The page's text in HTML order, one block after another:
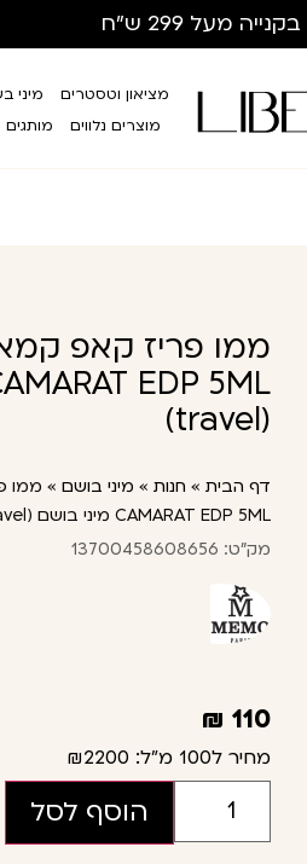
בקנייה מעל 299 ש”ח
מציאון וטסטרים
מיני
מוצרים נלווים
מותגים
(travel)
דף הבית » חנות » מיני בושם »
CAMARAT EDP 5ML מיני בושם (travel)
מק"ט: 13700458608656
110
₪
מחיר ל100 מ"ל: ₪2200
הוסף לסל